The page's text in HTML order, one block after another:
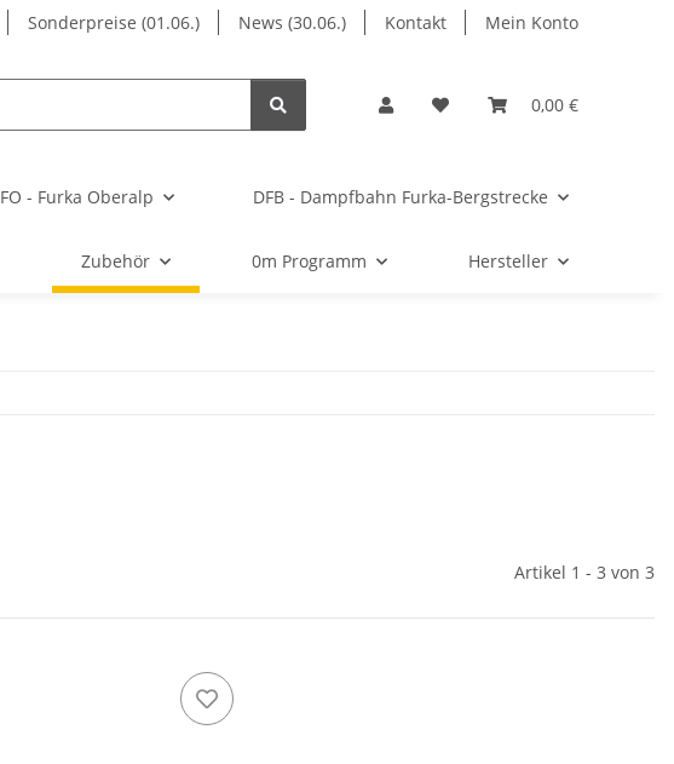
Sonderpreise (01.06.) News (30.06.) Kontakt Mein Konto
0,00 €
FO - Furka Oberalp DFB - Dampfbahn Furka-Bergstrecke
Zubehör 0m Programm Hersteller
Artikel 1 - 3 von 3